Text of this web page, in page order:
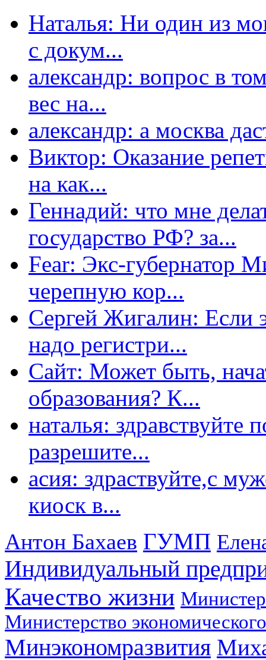
Наталья: Ни один из
с докум...
александр: вопрос в
вес на...
александр: а москва
Виктор: Оказание
на как...
Геннадий: что мне
государство РФ? за...
Fear: Экс-губернатор
черепную кор...
Сергей Жигалин: Если
надо регистри...
Сайт: Может быть,
образования? К...
наталья: здравствуйте
разрешите...
асия: здраствуйте,с
киоск в...
Антон Бахаев ГУМП
Индивидуальный
Качество жизни
Министерство
Минэкономразвития